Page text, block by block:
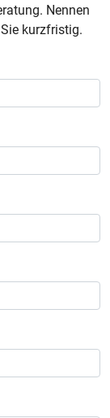
Nennen
kurzfristig.